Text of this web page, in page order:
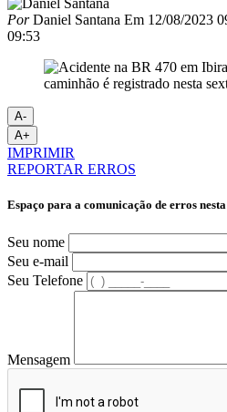
PorDaniel Santana Em 12/08/2023
09:53
A-
A+
IMPRIMIR
REPORTAR ERROS
Espaço para a comunicação de erros
Seu nome
Seu e-mail
Seu Telefone
Mensagem